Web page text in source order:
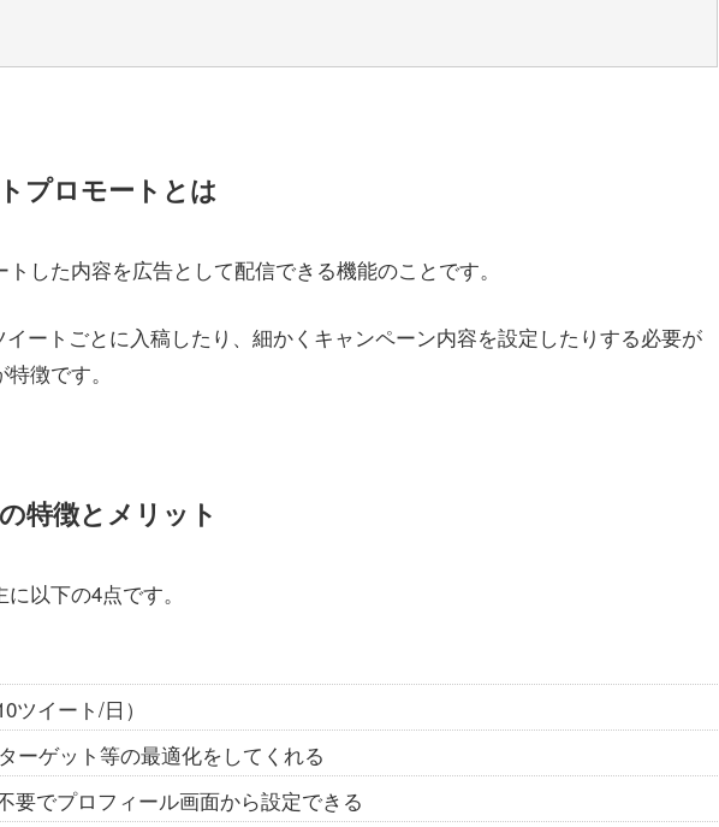
プロモートとは
した内容を広告として配信できる機能のことです。
ートごとに入稿したり、細かくキャンペーン内容を設定したりする必要が
徴です。
特徴とメリット
以下の4点です。
ツイート/日）
ーゲット等の最適化をしてくれる
要でプロフィール画面から設定できる